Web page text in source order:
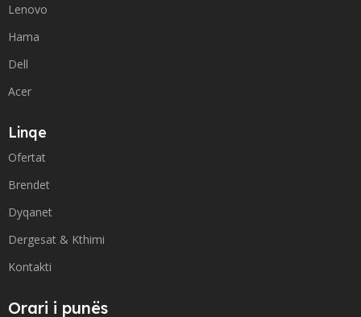
Lenovo
Hama
Dell
Acer
Linqe
Ofertat
Brendet
Dyqanet
Dergesat & Kthimi
Kontakti
Orari i punës